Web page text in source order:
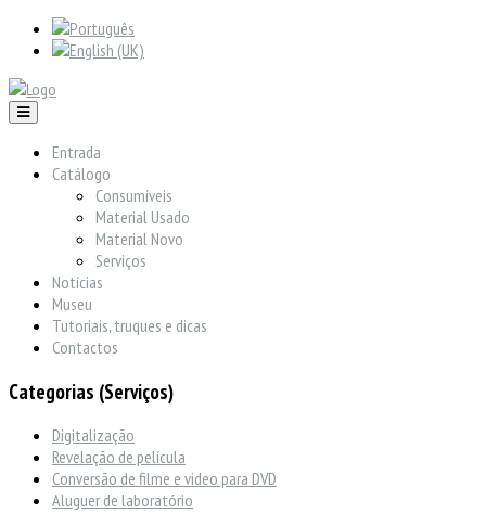
Entrada
Catálogo
Consumíveis
Material Usado
Material Novo
Serviços
Notícias
Museu
Tutoriais, truques e dicas
Contactos
Categorias (Serviços)
Digitalização
Revelação de película
Conversão de filme e video para DVD
Aluguer de laboratório